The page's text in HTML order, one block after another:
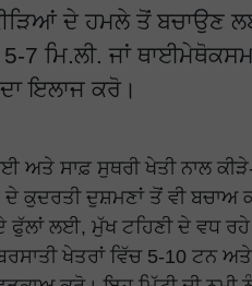
ਦੇ ਹਮਲੇ ਤੋਂ ਬਚਾਉਣ
7 ਮਿ.ਲੀ. ਜਾਂ
ਇਲਾਜ ਕਰੋ।
ਅਤੇ ਸਾਫ਼ ਸੁਥਰੀ ਖੇਤੀ ਨਾਲ
ਕੁਦਰਤੀ ਦੁਸ਼ਮਣਾਂ ਤੋਂ ਵੀ ਬਚਾਅ
ਫੁੱਲਾਂ ਲਈ, ਮੁੱਖ ਟਹਿਣੀ ਦੇ ਵਧ
ਖੇਤਰਾਂ ਵਿੱਚ 5-10 ਟਨ